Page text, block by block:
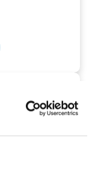
plně
obrazů